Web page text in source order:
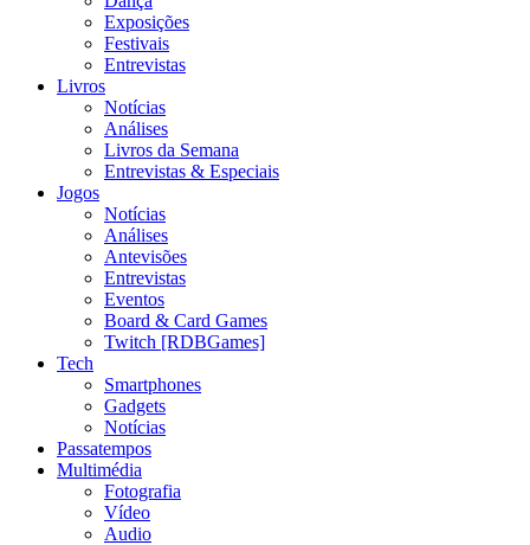
Exposições
Festivais
Entrevistas
Livros
Notícias
Análises
Livros da Semana
Entrevistas & Especiais
Jogos
Notícias
Análises
Antevisões
Entrevistas
Eventos
Board & Card Games
Twitch [RDBGames]
Tech
Smartphones
Gadgets
Notícias
Passatempos
Multimédia
Fotografia
Vídeo
Audio